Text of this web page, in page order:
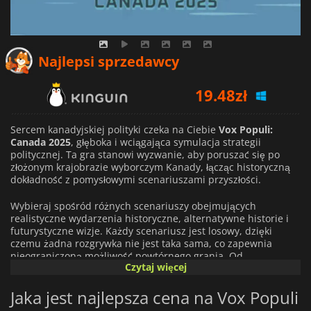
Najlepsi sprzedawcy
19.74zł
9.47zł
Sercem kanadyjskiej polityki czeka na Ciebie Vox Populi:
Canada 2025, głęboka i wciągająca symulacja strategii
politycznej. Ta gra stanowi wyzwanie, aby poruszać się po
złożonym krajobrazie wyborczym Kanady, łącząc historyczną
dokładność z pomysłowymi scenariuszami przyszłości.
Wybieraj spośród różnych scenariuszy obejmujących
realistyczne wydarzenia historyczne, alternatywne historie i
futurystyczne wizje. Każdy scenariusz jest losowy, dzięki
czemu żadna rozgrywka nie jest taka sama, co zapewnia
nieograniczoną możliwość powtórnego grania. Od
zarządzania wyborami krajowymi po kierowanie referendami,
terytorialne – każda Twoja decyzja ma wpływ na bieg
kanadyjskiej polityki.
Czytaj więcej
Jaka jest najlepsza cena na Vox Populi